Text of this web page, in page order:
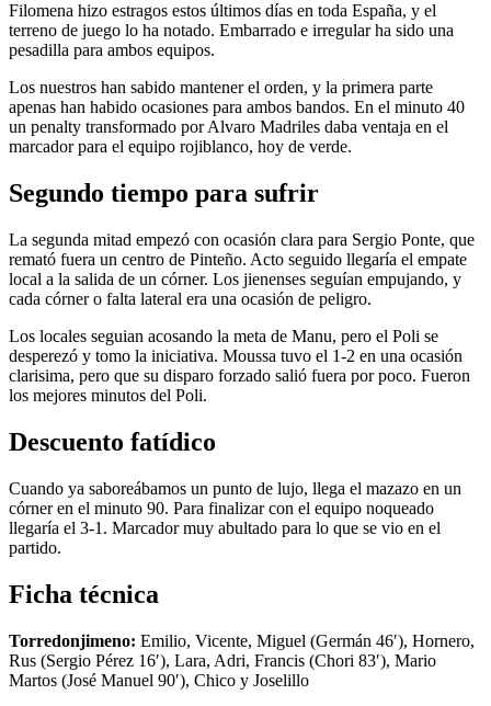
Filomena hizo estragos estos últimos días en toda España, y el
terreno de juego lo ha notado. Embarrado e irregular ha sido una
pesadilla para ambos equipos.
Los nuestros han sabido mantener el orden, y la primera parte
apenas han habido ocasiones para ambos bandos. En el minuto 40
un penalty transformado por Alvaro Madriles daba ventaja en el
marcador para el equipo rojiblanco, hoy de verde.
Segundo tiempo para sufrir
La segunda mitad empezó con ocasión clara para Sergio Ponte, que
remató fuera un centro de Pinteño. Acto seguido llegaría el empate
local a la salida de un córner. Los jienenses seguían empujando, y
cada córner o falta lateral era una ocasión de peligro.
Los locales seguian acosando la meta de Manu, pero el Poli se
desperezó y tomo la iniciativa. Moussa tuvo el 1-2 en una ocasión
clarisima, pero que su disparo forzado salió fuera por poco. Fueron
los mejores minutos del Poli.
Descuento fatídico
Cuando ya saboreábamos un punto de lujo, llega el mazazo en un
córner en el minuto 90. Para finalizar con el equipo noqueado
llegaría el 3-1. Marcador muy abultado para lo que se vio en el
partido.
Ficha técnica
Torredonjimeno: Emilio, Vicente, Miguel (Germán 46′), Hornero,
Rus (Sergio Pérez 16′), Lara, Adri, Francis (Chori 83′), Mario
Martos (José Manuel 90′), Chico y Joselillo